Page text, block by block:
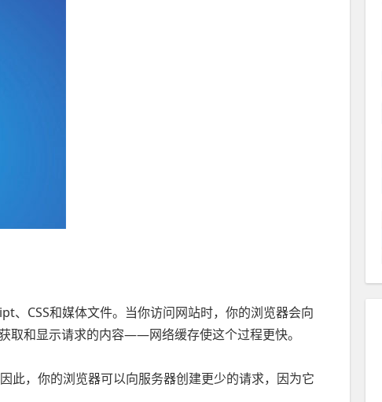
、CSS和媒体文件。当你访问网站时，你的浏览器会向
取和显示请求的内容——网络缓存使这个过程更快。
此，你的浏览器可以向服务器创建更少的请求，因为它